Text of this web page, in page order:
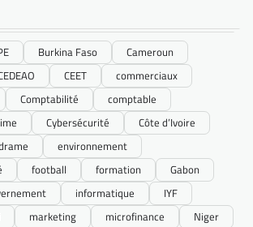
Burkina Faso
Cameroun
CEET
commerciaux
Comptabilité
comptable
Cybersécurité
Côte d’Ivoire
environnement
football formation
Gabon
informatique
IYF
marketing microfinance Niger